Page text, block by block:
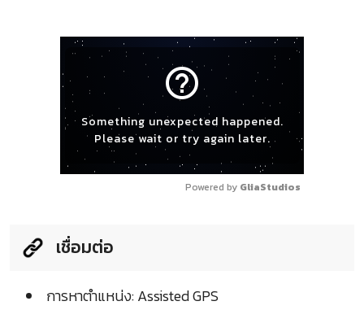
help_outline
Something unexpected happened.
Please wait or try again later.
Powered by GliaStudios
เชื่อมต่อ
การหาตำแหน่ง: Assisted GPS